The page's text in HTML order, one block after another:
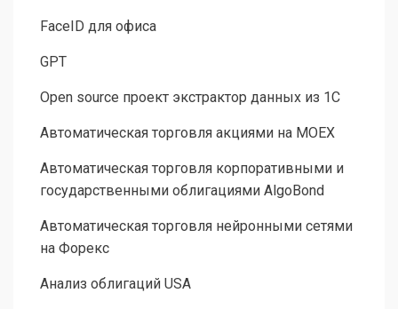
FaceID для офиса
GPT
Open source проект экстрактор данных из 1С
Автоматическая торговля акциями на MOEX
Автоматическая торговля корпоративными и
государственными облигациями AlgoBond
Автоматическая торговля нейронными сетями
на Форекс
Анализ облигаций USA